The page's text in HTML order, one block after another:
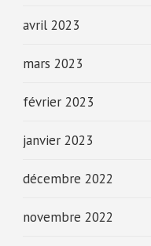
avril 2023
mars 2023
février 2023
janvier 2023
décembre 2022
novembre 2022